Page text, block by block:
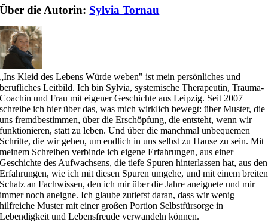
Über die Autorin: Sylvia Tornau
„Ins Kleid des Lebens Würde weben" ist mein persönliches und
berufliches Leitbild. Ich bin Sylvia, systemische Therapeutin, Trauma-
Coachin und Frau mit eigener Geschichte aus Leipzig. Seit 2007
schreibe ich hier über das, was mich wirklich bewegt: über Muster, die
uns fremdbestimmen, über die Erschöpfung, die entsteht, wenn wir
funktionieren, statt zu leben. Und über die manchmal unbequemen
Schritte, die wir gehen, um endlich in uns selbst zu Hause zu sein. Mit
meinem Schreiben verbinde ich eigene Erfahrungen, aus einer
Geschichte des Aufwachsens, die tiefe Spuren hinterlassen hat, aus den
Erfahrungen, wie ich mit diesen Spuren umgehe, und mit einem breiten
Schatz an Fachwissen, den ich mir über die Jahre aneignete und mir
immer noch aneigne. Ich glaube zutiefst daran, dass wir wenig
hilfreiche Muster mit einer großen Portion Selbstfürsorge in
Lebendigkeit und Lebensfreude verwandeln können.